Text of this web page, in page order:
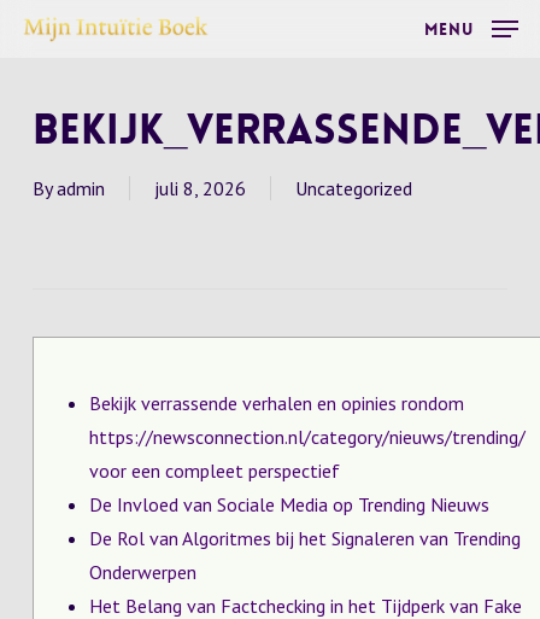
Skip
content
Menu
By admin juli 8, 2026 Uncategorized
Bekijk verrassende verhalen en opinies rondom
https://newsconnection.nl/category/nieuws/trending/
voor een compleet perspectief
De Invloed van Sociale Media op Trending Nieuws
De Rol van Algoritmes bij het Signaleren van Trending
Onderwerpen
Het Belang van Factchecking in het Tijdperk van Fake